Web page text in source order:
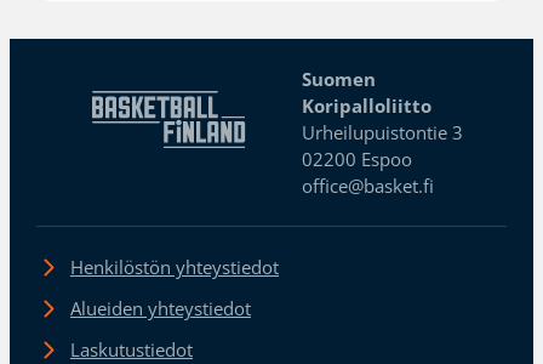
Suomen
Koripalloliitto
Urheilupuistontie 3
02200 Espoo
office@basket.fi
Henkilöstön yhteystiedot
Alueiden yhteystiedot
Laskutustiedot